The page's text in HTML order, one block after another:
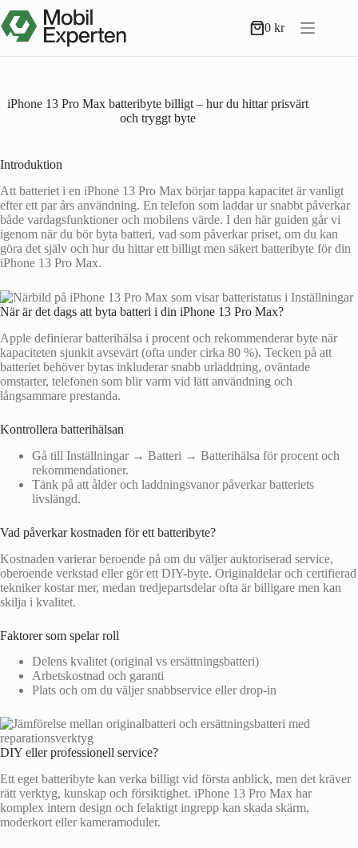
till
innehåll
Varukorg
0kr
iPhone 13 Pro Max batteribyte billigt – hur du hittar prisvärt
och tryggt byte
Introduktion
Att batteriet i en iPhone 13 Pro Max börjar tappa kapacitet är vanligt
efter ett par års användning. En telefon som laddar ur snabbt påverkar
både vardagsfunktioner och mobilens värde. I den här guiden går vi
igenom när du bör byta batteri, vad som påverkar priset, om du kan
göra det själv och hur du hittar ett billigt men säkert batteribyte för din
iPhone 13 Pro Max.
När är det dags att byta batteri i din iPhone 13 Pro Max?
Apple definierar batterihälsa i procent och rekommenderar byte när
kapaciteten sjunkit avsevärt (ofta under cirka 80 %). Tecken på att
batteriet behöver bytas inkluderar snabb urladdning, oväntade
omstarter, telefonen som blir varm vid lätt användning och
långsammare prestanda.
Kontrollera batterihälsan
Gå till Inställningar → Batteri → Batterihälsa för procent och
rekommendationer.
Tänk på att ålder och laddningsvanor påverkar batteriets
livslängd.
Vad påverkar kostnaden för ett batteribyte?
Kostnaden varierar beroende på om du väljer auktoriserad service,
oberoende verkstad eller gör ett DIY-byte. Originaldelar och certifierad
tekniker kostar mer, medan tredjepartsdelar ofta är billigare men kan
skilja i kvalitet.
Faktorer som spelar roll
Delens kvalitet (original vs ersättningsbatteri)
Arbetskostnad och garanti
Plats och om du väljer snabbservice eller drop-in
DIY eller professionell service?
Ett eget batteribyte kan verka billigt vid första anblick, men det kräver
rätt verktyg, kunskap och försiktighet. iPhone 13 Pro Max har
komplex intern design och felaktigt ingrepp kan skada skärm,
moderkort eller kameramoduler.